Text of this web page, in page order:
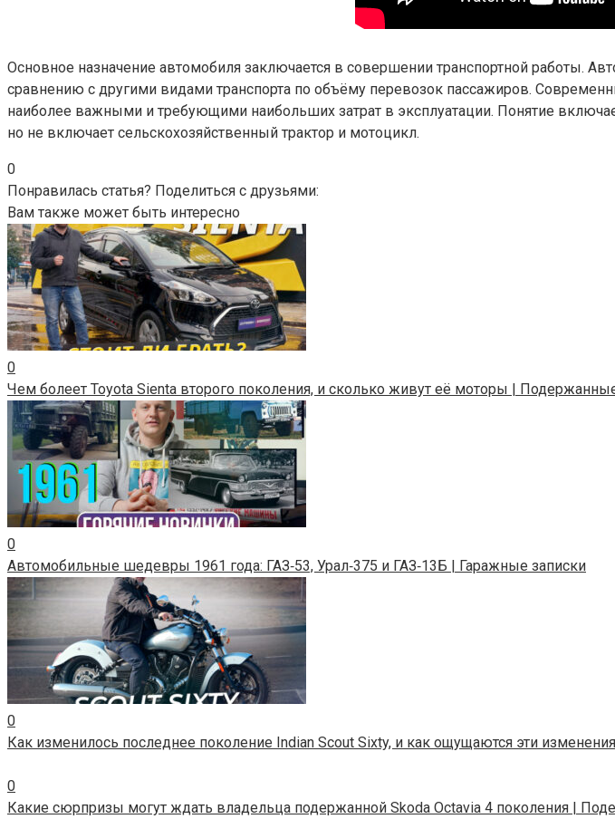
Основное назначение автомобиля заключается в совершении транспортной работы.
сравнению с другими видами транспорта по объёму перевозок пассажиров.
наиболее важными и требующими наибольших затрат в эксплуатации. Понятие
но не включает сельскохозяйственный трактор и мотоцикл.
0
Понравилась статья? Поделиться с друзьями:
Вам также может быть интересно
0
Чем болеет Toyota Sienta второго поколения, и сколько живут её моторы |
0
Автомобильные шедевры 1961 года: ГАЗ‑53, Урал‑375 и ГАЗ‑13Б | Гаражные записки
0
Как изменилось последнее поколение Indian Scout Sixty, и как ощущаются эти
0
Какие сюрпризы могут ждать владельца подержанной Skoda Octavia 4 поколения |